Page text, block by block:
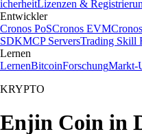
icherheitLizenzen &
Entwickler
Cronos PoSCronos EVM
SDKMCP ServersTrading Skill
Lernen
LernenBitcoinForschungMarkt-
KRYPTO
Enjin Coin in